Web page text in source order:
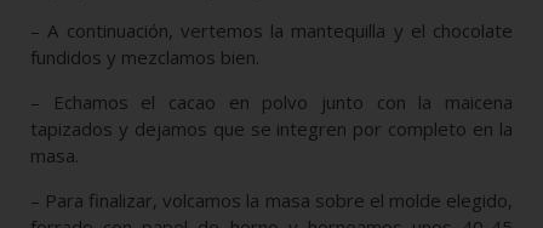
– A continuación, vertemos la mantequilla y el chocolate
fundidos y mezclamos bien.
– Echamos el cacao en polvo junto con la maicena
tapizados y dejamos que se integren por completo en la
masa.
– Para finalizar, volcamos la masa sobre el molde elegido,